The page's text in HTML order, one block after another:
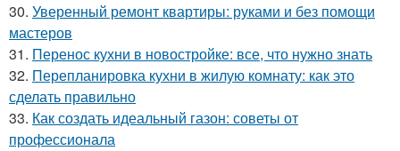
30. Уверенный ремонт квартиры: руками и без помощи
мастеров
31. Перенос кухни в новостройке: все, что нужно знать
32. Перепланировка кухни в жилую комнату: как это
сделать правильно
33. Как создать идеальный газон: советы от
профессионала